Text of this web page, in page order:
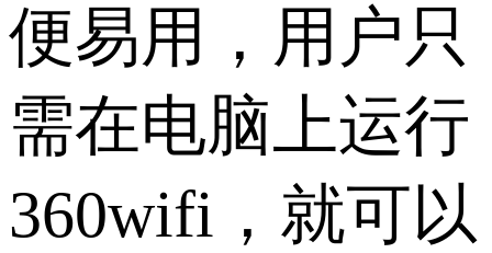
便易用，用户只
需在电脑上运行
360wifi，就可以